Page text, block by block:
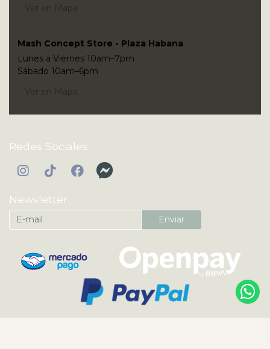
Ver en Mapa
Mash Concept Store - Plaza Habana
Lunes a Viernes 10am–7pm
Sábado 10am–6pm
Ver en Mapa
Redes Sociales
Newsletter
Enviar